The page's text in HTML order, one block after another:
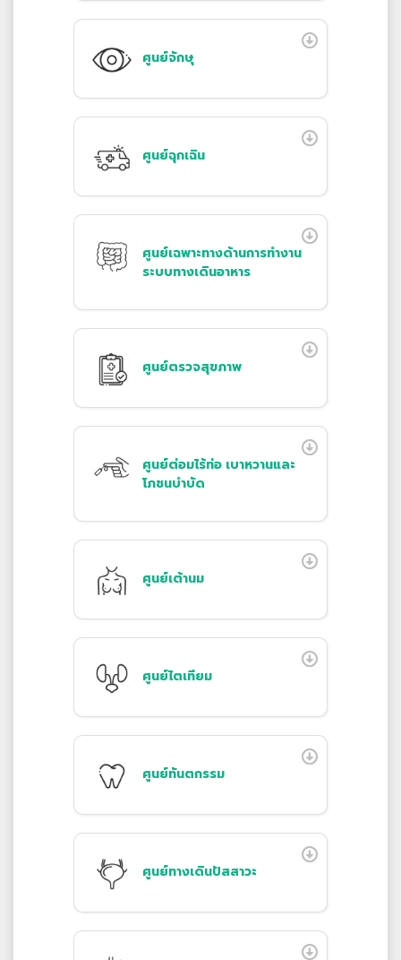
ศูนย์จักษุ
ศูนย์ฉุกเฉิน
ศูนย์เฉพาะทางด้านการทำงาน
ระบบทางเดินอาหาร
ศูนย์ตรวจสุขภาพ
ศูนย์ต่อมไร้ท่อ เบาหวานและ
โภชนบำบัด
ศูนย์เต้านม
ศูนย์ไตเทียม
ศูนย์ทันตกรรม
ศูนย์ทางเดินปัสสาวะ